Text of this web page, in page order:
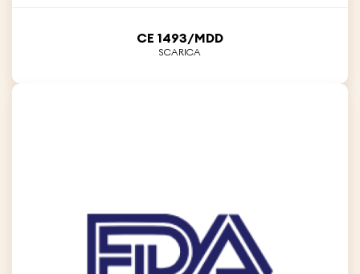
CE 1493/MDD
SCARICA